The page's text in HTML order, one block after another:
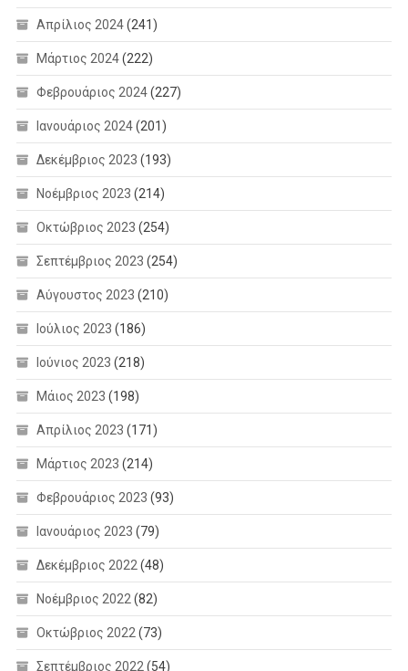
Απρίλιος 2024(241)
Μάρτιος 2024(222)
Φεβρουάριος 2024(227)
Ιανουάριος 2024(201)
Δεκέμβριος 2023 (193)
Νοέμβριος 2023 (214)
Οκτώβριος 2023 (254)
Σεπτέμβριος 2023 (254)
Αύγουστος 2023 (210)
Ιούλιος 2023 (186)
Ιούνιος 2023 (218)
Μάιος 2023 (198)
Απρίλιος 2023 (171)
Μάρτιος 2023 (214)
Φεβρουάριος 2023 (93)
Ιανουάριος 2023 (79)
Δεκέμβριος 2022 (48)
Νοέμβριος 2022 (82)
Οκτώβριος 2022 (73)
Σεπτέμβριος 2022 (54)